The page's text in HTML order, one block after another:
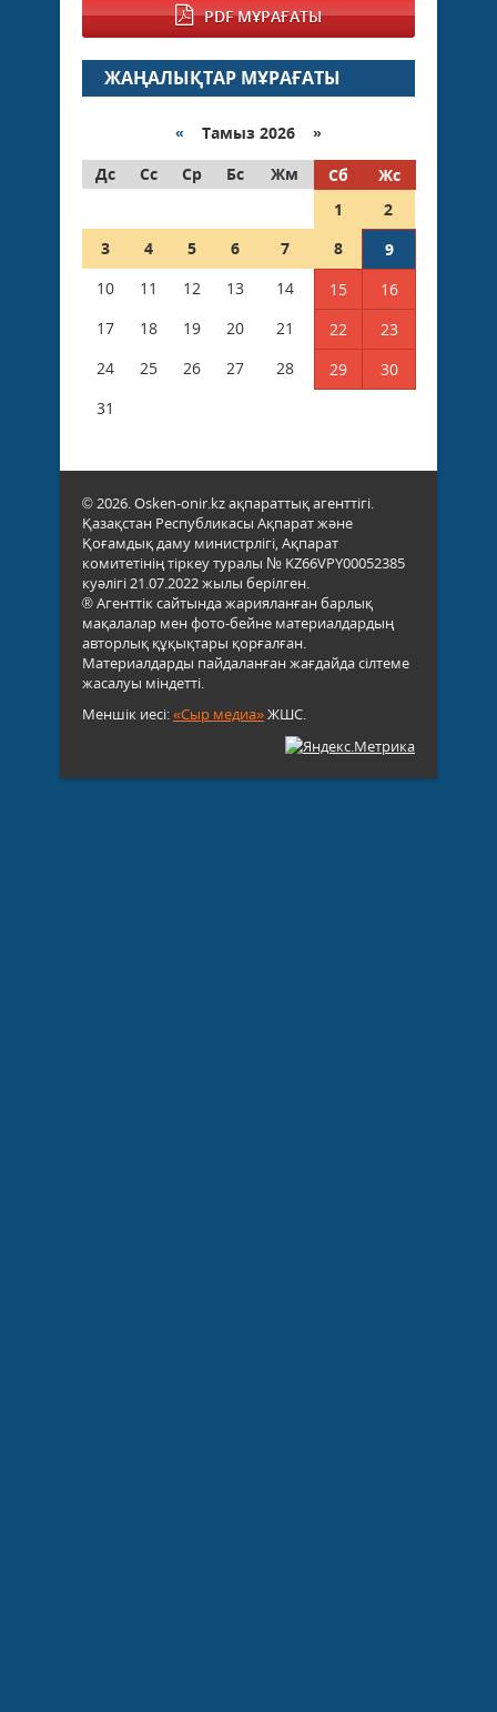
PDF МҰРАҒАТЫ
ЖАҢАЛЫҚТАР МҰРАҒАТЫ
« Тамыз 2026 »
Дс
Сс Ср Бс Жм Сб
Жс
1
2
3
4 5 6 7 8
9
10
11 12 13 14 15
16
17
18 19 20 21 22
23
24
25 26 27 28 29
30
31
© 2026. Osken-onir.kz ақпараттық агенттігі.
Қазақстан Республикасы Ақпарат және
Қоғамдық даму министрлігі, Ақпарат
комитетінің тіркеу туралы № KZ66VPY00052385
куәлігі 21.07.2022 жылы берілген.
® Агенттік сайтында жарияланған барлық
мақалалар мен фото-бейне материалдардың
авторлық құқықтары қорғалған.
Материалдарды пайдаланған жағдайда сілтеме
жасалуы міндетті.
Меншік иесі:«Сыр медиа»ЖШС.